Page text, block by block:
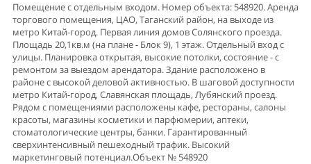
Помещение с отдельным входом. Номер объекта: 548920. Аренда
торгового помещения, ЦАО, Таганский район, на выходе из
метро Китай-город. Первая линия домов Солянского проезда.
Площадь 20,1кв.м (на плане - Блок 9), 1 этаж. Отдельный вход с
улицы. Планировка открытая, высокие потолки, состояние - с
ремонтом за выездом арендатора. Здание расположено в
районе с высокой деловой активностью. В шаговой доступности
метро Китай-город, Славянская площадь, Лубянский проезд.
Рядом с помещениями расположены кафе, рестораны, салоны
красоты, магазины косметики и парфюмерии, аптеки,
стоматологические центры, банки. Гарантированный
сверхинтенсивный пешеходный трафик. Высокий
маркетинговый потенциал.Объект № 548920